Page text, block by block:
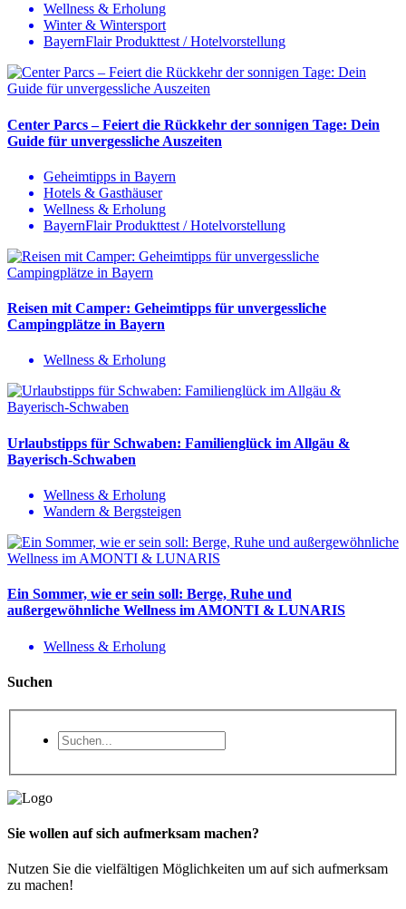
Wellness & Erholung
Winter & Wintersport
BayernFlair Produkttest / Hotelvorstellung
Center Parcs – Feiert die Rückkehr der sonnigen Tage: Dein
Guide für unvergessliche Auszeiten
Geheimtipps in Bayern
Hotels & Gasthäuser
Wellness & Erholung
BayernFlair Produkttest / Hotelvorstellung
Reisen mit Camper: Geheimtipps für unvergessliche
Campingplätze in Bayern
Wellness & Erholung
Urlaubstipps für Schwaben: Familienglück im Allgäu &
Bayerisch-Schwaben
Wellness & Erholung
Wandern & Bergsteigen
Ein Sommer, wie er sein soll: Berge, Ruhe und
außergewöhnliche Wellness im AMONTI & LUNARIS
Wellness & Erholung
Suchen
Sie wollen auf sich aufmerksam machen?
Nutzen Sie die vielfältigen Möglichkeiten um auf sich aufmerksam
zu machen!